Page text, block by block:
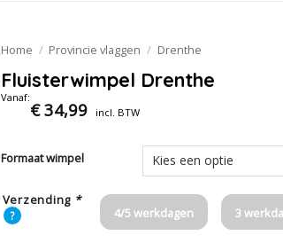
Home / Provincie vlaggen / Drenthe
Fluisterwimpel Drenthe
Vanaf:
€34,99 incl. BTW
Formaat wimpel
Verzending *
? 4/5 werkdagen 3